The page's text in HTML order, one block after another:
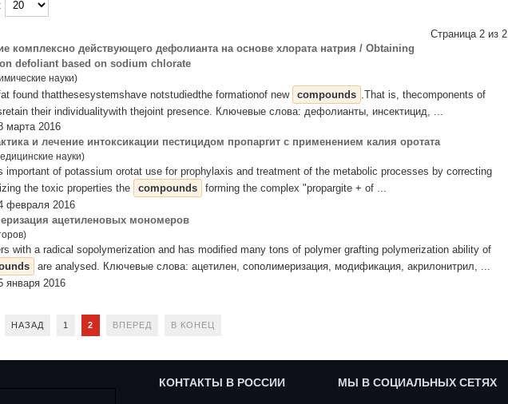
Страница 2 из 2
комплексно действующего дефолианта на основе хлората натрия / Obtaining
defoliant based on sodium chlorate
науки)
found thatthesesystemshave notstudiedthe formationof new compounds .That is, thecomponents of
their individualitywith thejoint presence. Ключевые слова: дефолианты, инсектицид, ...
марта 2016
и лечение интоксикации пестицидом пропаргит с применением калия оротата
науки)
important of potassium orotat use for prophylaxis and treatment of the metabolic processes by correcting
the toxic properties the
compounds
forming the complex "propargite + of ...
февраля 2016
ацетиленовых мономеров
with a radical sopolymerization and has modified many tons of polymer grafting polymerization ability of
are analysed. Ключевые слова: ацетилен, сополимеризация, модификация, акрилонитрил, ...
января 2016
НАЗАД 1 2 ВПЕРЕД В КОНЕЦ
КОНТАКТЫ В РОССИИ МЫ В СОЦИАЛЬНЫХ СЕТЯХ